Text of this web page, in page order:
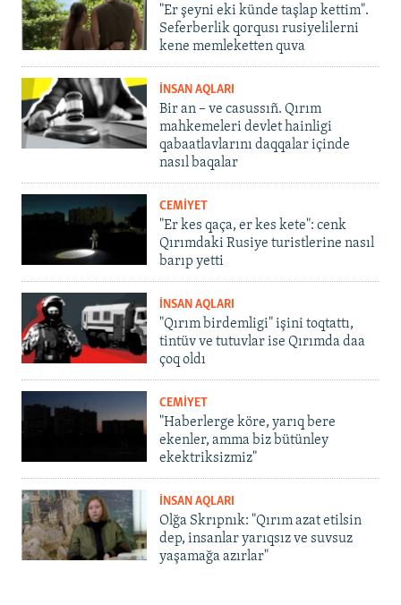
"Er şeyni eki künde taşlap kettim".
Seferberlik qorqusı rusiyelilerni
kene memleketten quva
İNSAN AQLARI
Bir an – ve casussıñ. Qırım
mahkemeleri devlet hainligi
qabaatlavlarını daqqalar içinde
nasıl baqalar
CEMİYET
"Er kes qaça, er kes kete": cenk
Qırımdaki Rusiye turistlerine nasıl
barıp yetti
İNSAN AQLARI
"Qırım birdemligi" işini toqtattı,
tintüv ve tutuvlar ise Qırımda daa
çoq oldı
CEMİYET
"Haberlerge köre, yarıq bere
ekenler, amma biz bütünley
ekektriksizmiz"
İNSAN AQLARI
Olğa Skrıpnık: "Qırım azat etilsin
dep, insanlar yarıqsız ve suvsuz
yaşamağa azırlar"